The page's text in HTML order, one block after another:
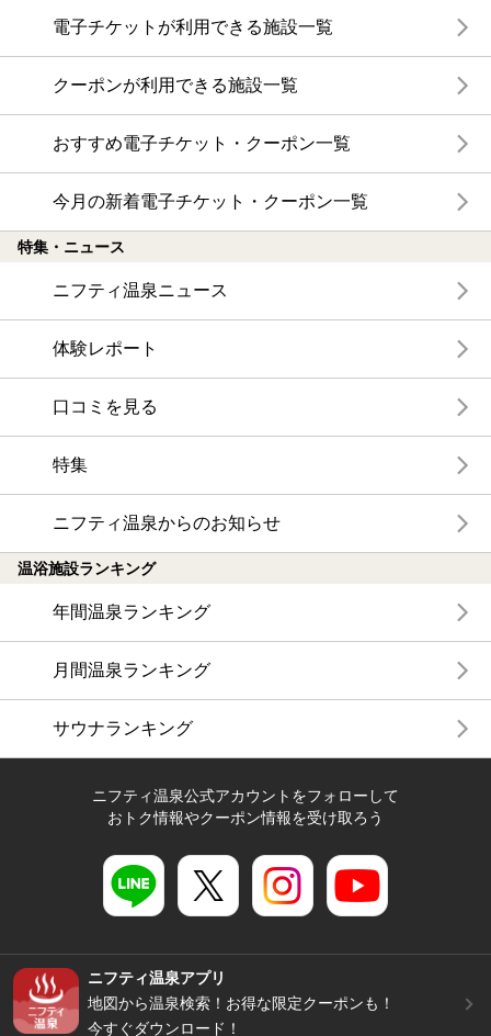
電子チケットが利用できる施設一覧
クーポンが利用できる施設一覧
おすすめ電子チケット・クーポン一覧
今月の新着電子チケット・クーポン一覧
特集・ニュース
ニフティ温泉ニュース
体験レポート
口コミを見る
特集
ニフティ温泉からのお知らせ
温浴施設ランキング
年間温泉ランキング
月間温泉ランキング
サウナランキング
ニフティ温泉公式アカウントをフォローして
おトク情報やクーポン情報を受け取ろう
ニフティ温泉アプリ
地図から温泉検索！お得な限定クーポンも！
今すぐダウンロード！